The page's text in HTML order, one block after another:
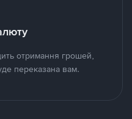
отримання грошей,
переказана вам.